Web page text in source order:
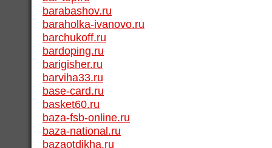
barabashov.ru
baraholka-ivanovo.ru
barchukoff.ru
bardoping.ru
barigisher.ru
barviha33.ru
base-card.ru
basket60.ru
baza-fsb-online.ru
baza-national.ru
bazaotdikha.ru